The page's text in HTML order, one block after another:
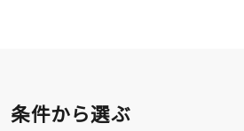
条件から選ぶ